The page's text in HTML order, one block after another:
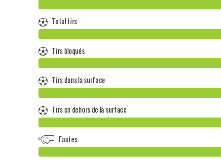
Total tirs
Tirs bloqués
Tirs dans la surface
Tirs en dehors de la surface
Fautes